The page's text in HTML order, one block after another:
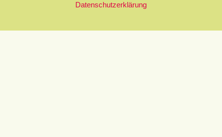
Datenschutzerklärung